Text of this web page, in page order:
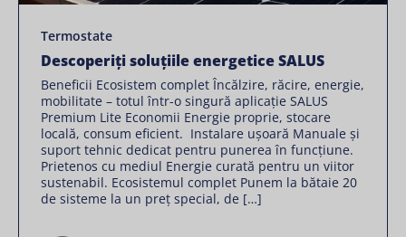
Termostate
Descoperiți soluțiile energetice SALUS
Beneficii Ecosistem complet Încălzire, răcire, energie,
mobilitate – totul într-o singură aplicație SALUS
Premium Lite Economii Energie proprie, stocare
locală, consum eficient. Instalare ușoară Manuale și
suport tehnic dedicat pentru punerea în funcțiune.
Prietenos cu mediul Energie curată pentru un viitor
sustenabil. Ecosistemul complet Punem la bătaie 20
de sisteme la un preț special, de […]